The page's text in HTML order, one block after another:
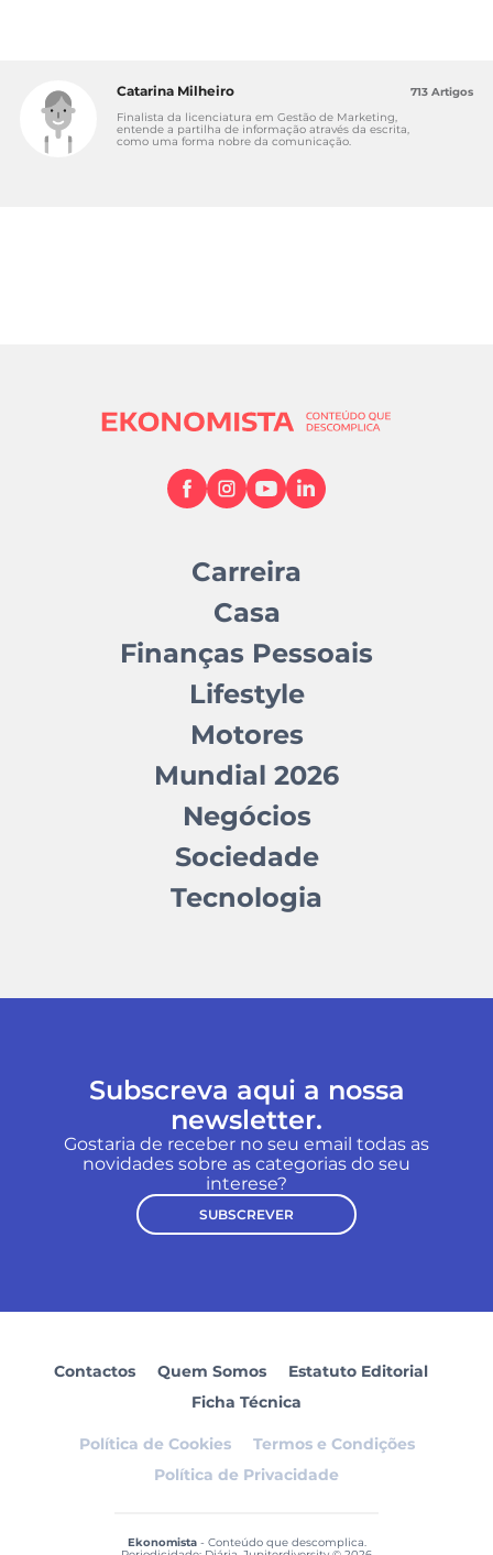
Catarina Milheiro
Finalista da licenciatura em Gestão de Marketing,
entende a partilha de informação através da escrita,
como uma forma nobre da comunicação.
713 Artigos
Carreira
Casa
Finanças Pessoais
Lifestyle
Motores
Mundial 2026
Negócios
Sociedade
Tecnologia
Subscreva aqui a nossa
newsletter.
Gostaria de receber no seu email todas as
novidades sobre as categorias do seu
interese?
SUBSCREVER
Contactos Quem Somos
Estatuto Editorial
Ficha Técnica
Política de Cookies
Termos e Condições
Política de Privacidade
Ekonomista- Conteúdo que descomplica.